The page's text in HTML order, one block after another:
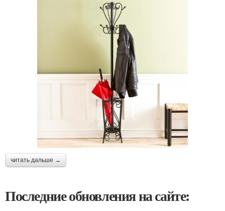
читать дальше →
Последние обновления на сайте: